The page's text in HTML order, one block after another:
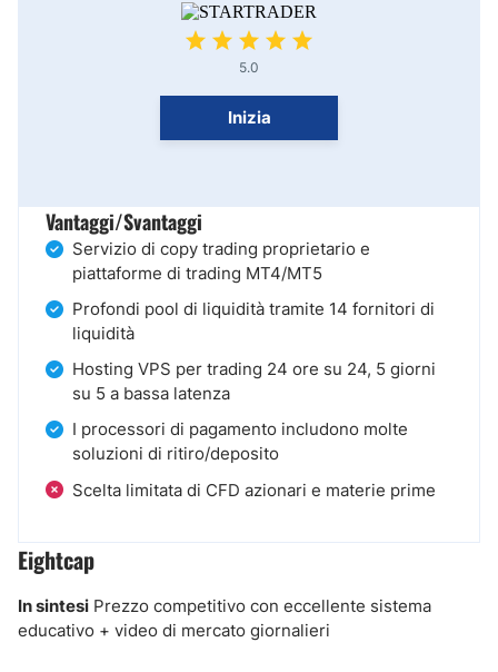
5.0
Inizia
Vantaggi/Svantaggi
Servizio di copy trading proprietario e
piattaforme di trading MT4/MT5
Profondi pool di liquidità tramite 14 fornitori di
liquidità
Hosting VPS per trading 24 ore su 24, 5 giorni
su 5 a bassa latenza
I processori di pagamento includono molte
soluzioni di ritiro/deposito
Scelta limitata di CFD azionari e materie prime
Eightcap
In sintesi Prezzo competitivo con eccellente sistema
educativo + video di mercato giornalieri